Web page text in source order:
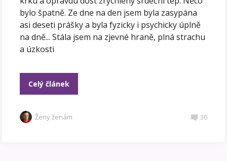
bylo špatně. Ze dne na den jsem byla zasypána
asi deseti prášky a byla fyzicky i psychicky úplně
na dně... Stála jsem na zjevné hraně, plná strachu
a úzkosti
Celý článek
Ženy ženám 30